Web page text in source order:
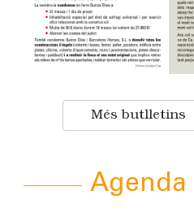
Més butlletins
Agenda